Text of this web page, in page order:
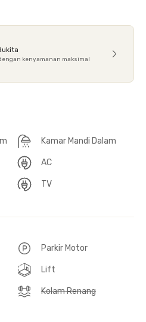
kenyamanan maksimal
Kamar Mandi Dalam
AC
TV
Parkir Motor
Lift
Kolam Renang